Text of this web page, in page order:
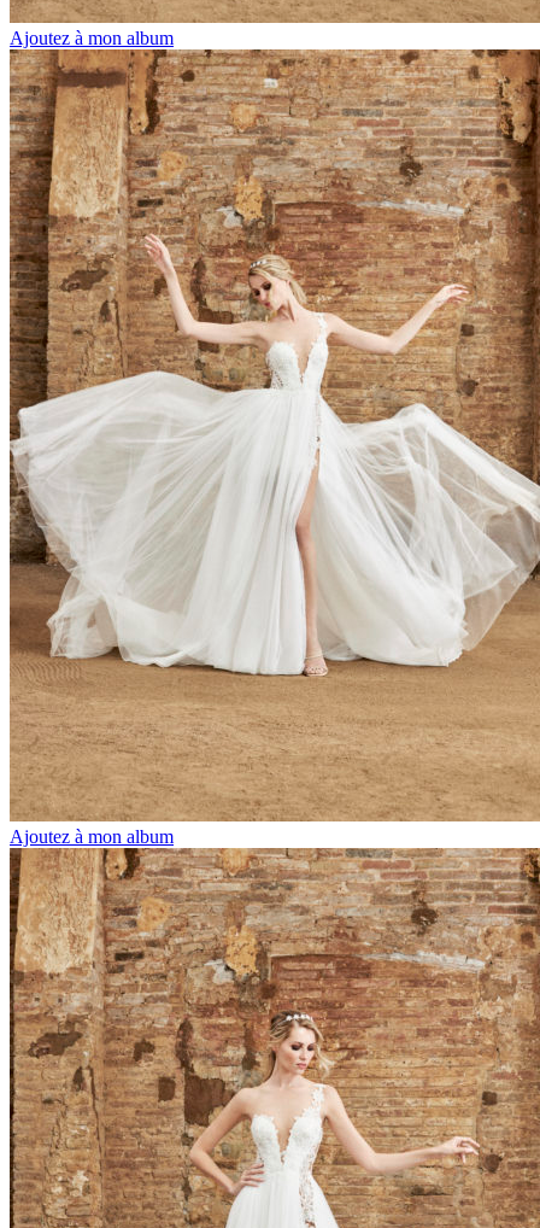
Ajoutez à mon album
Ajoutez à mon album